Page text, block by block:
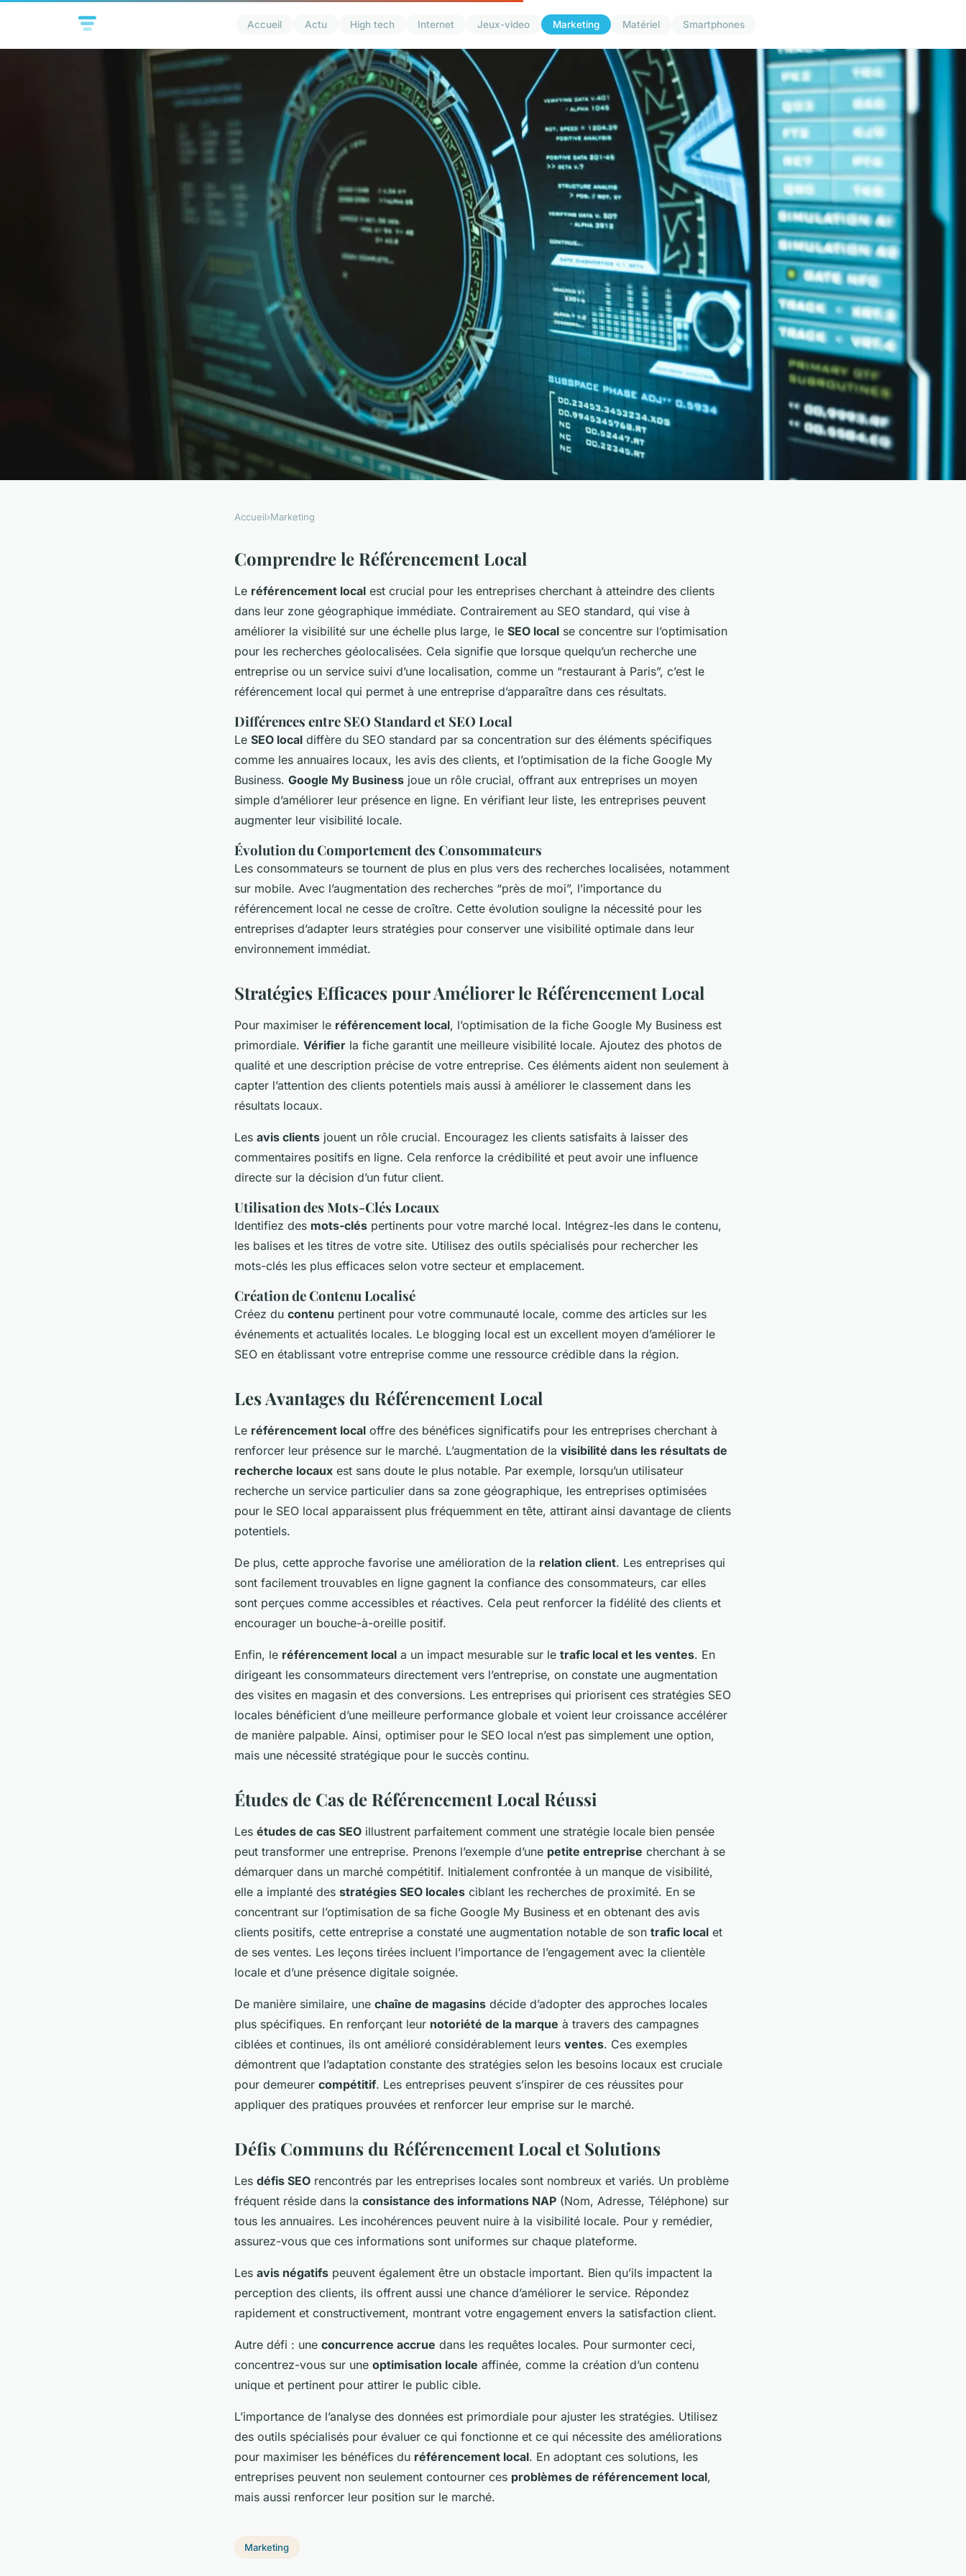
Accueil Actu High tech Internet Jeux-video Marketing Matériel Smartphones
Maximisez Votre Visibilité Grâce au
Référencement Local : Stratégies et
Accueil›Marketing
Comprendre le Référencement Local
Le référencement local est crucial pour les entreprises cherchant à atteindre des clients
dans leur zone géographique immédiate. Contrairement au SEO standard, qui vise à
améliorer la visibilité sur une échelle plus large, le SEO local se concentre sur l’optimisation
pour les recherches géolocalisées. Cela signifie que lorsque quelqu’un recherche une
entreprise ou un service suivi d’une localisation, comme un “restaurant à Paris”, c’est le
référencement local qui permet à une entreprise d’apparaître dans ces résultats.
Différences entre SEO Standard et SEO Local
Le SEO local diffère du SEO standard par sa concentration sur des éléments spécifiques
comme les annuaires locaux, les avis des clients, et l’optimisation de la fiche Google My
Business. Google My Business joue un rôle crucial, offrant aux entreprises un moyen
simple d’améliorer leur présence en ligne. En vérifiant leur liste, les entreprises peuvent
augmenter leur visibilité locale.
Évolution du Comportement des Consommateurs
Les consommateurs se tournent de plus en plus vers des recherches localisées, notamment
sur mobile. Avec l’augmentation des recherches “près de moi”, l’importance du
référencement local ne cesse de croître. Cette évolution souligne la nécessité pour les
entreprises d’adapter leurs stratégies pour conserver une visibilité optimale dans leur
environnement immédiat.
Stratégies Efficaces pour Améliorer le Référencement Local
Pour maximiser le référencement local, l’optimisation de la fiche Google My Business est
primordiale. Vérifier la fiche garantit une meilleure visibilité locale. Ajoutez des photos de
qualité et une description précise de votre entreprise. Ces éléments aident non seulement à
capter l’attention des clients potentiels mais aussi à améliorer le classement dans les
résultats locaux.
Les avis clients jouent un rôle crucial. Encouragez les clients satisfaits à laisser des
commentaires positifs en ligne. Cela renforce la crédibilité et peut avoir une influence
directe sur la décision d’un futur client.
Utilisation des Mots-Clés Locaux
Identifiez des mots-clés pertinents pour votre marché local. Intégrez-les dans le contenu,
les balises et les titres de votre site. Utilisez des outils spécialisés pour rechercher les
mots-clés les plus efficaces selon votre secteur et emplacement.
Création de Contenu Localisé
Créez du contenu pertinent pour votre communauté locale, comme des articles sur les
événements et actualités locales. Le blogging local est un excellent moyen d’améliorer le
SEO en établissant votre entreprise comme une ressource crédible dans la région.
Les Avantages du Référencement Local
Le référencement local offre des bénéfices significatifs pour les entreprises cherchant à
renforcer leur présence sur le marché. L’augmentation de la visibilité dans les résultats de
recherche locaux est sans doute le plus notable. Par exemple, lorsqu’un utilisateur
recherche un service particulier dans sa zone géographique, les entreprises optimisées
pour le SEO local apparaissent plus fréquemment en tête, attirant ainsi davantage de clients
potentiels.
De plus, cette approche favorise une amélioration de la relation client. Les entreprises qui
sont facilement trouvables en ligne gagnent la confiance des consommateurs, car elles
sont perçues comme accessibles et réactives. Cela peut renforcer la fidélité des clients et
encourager un bouche-à-oreille positif.
Enfin, le référencement local a un impact mesurable sur le trafic local et les ventes. En
dirigeant les consommateurs directement vers l’entreprise, on constate une augmentation
des visites en magasin et des conversions. Les entreprises qui priorisent ces stratégies SEO
locales bénéficient d’une meilleure performance globale et voient leur croissance accélérer
de manière palpable. Ainsi, optimiser pour le SEO local n’est pas simplement une option,
mais une nécessité stratégique pour le succès continu.
Études de Cas de Référencement Local Réussi
Les études de cas SEO illustrent parfaitement comment une stratégie locale bien pensée
peut transformer une entreprise. Prenons l’exemple d’une petite entreprise cherchant à se
démarquer dans un marché compétitif. Initialement confrontée à un manque de visibilité,
elle a implanté des stratégies SEO locales ciblant les recherches de proximité. En se
concentrant sur l’optimisation de sa fiche Google My Business et en obtenant des avis
clients positifs, cette entreprise a constaté une augmentation notable de son trafic local et
de ses ventes. Les leçons tirées incluent l’importance de l’engagement avec la clientèle
locale et d’une présence digitale soignée.
De manière similaire, une chaîne de magasins décide d’adopter des approches locales
plus spécifiques. En renforçant leur notoriété de la marque à travers des campagnes
ciblées et continues, ils ont amélioré considérablement leurs ventes. Ces exemples
démontrent que l’adaptation constante des stratégies selon les besoins locaux est cruciale
pour demeurer compétitif. Les entreprises peuvent s’inspirer de ces réussites pour
appliquer des pratiques prouvées et renforcer leur emprise sur le marché.
Défis Communs du Référencement Local et Solutions
Les défis SEO rencontrés par les entreprises locales sont nombreux et variés. Un problème
fréquent réside dans la consistance des informations NAP (Nom, Adresse, Téléphone) sur
tous les annuaires. Les incohérences peuvent nuire à la visibilité locale. Pour y remédier,
assurez-vous que ces informations sont uniformes sur chaque plateforme.
Les avis négatifs peuvent également être un obstacle important. Bien qu’ils impactent la
perception des clients, ils offrent aussi une chance d’améliorer le service. Répondez
rapidement et constructivement, montrant votre engagement envers la satisfaction client.
Autre défi : une concurrence accrue dans les requêtes locales. Pour surmonter ceci,
concentrez-vous sur une optimisation locale affinée, comme la création d’un contenu
unique et pertinent pour attirer le public cible.
L’importance de l’analyse des données est primordiale pour ajuster les stratégies. Utilisez
des outils spécialisés pour évaluer ce qui fonctionne et ce qui nécessite des améliorations
pour maximiser les bénéfices du référencement local. En adoptant ces solutions, les
entreprises peuvent non seulement contourner ces problèmes de référencement local,
mais aussi renforcer leur position sur le marché.
Marketing